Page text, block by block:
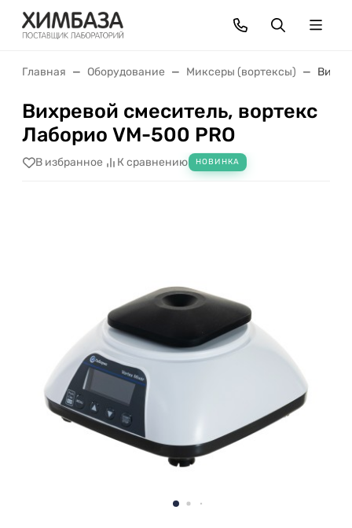
Главная Оборудование Миксеры (вортексы)
Вихревой смеситель, вортекс
Лаборио VM-500 PRO
В избранное К сравнению НОВИНКА